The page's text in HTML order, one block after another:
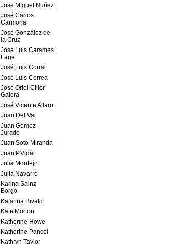
Jose Miguel Nuñez
José Carlos
Carmona
José González de
la Cruz
José Luis Caramés
Lage
José Luis Corral
José Luis Correa
José Oriol Ciller
Galera
José Vicente Alfaro
Juan Del Val
Juan Gómez-
Jurado
Juan Soto Miranda
Juan.P.Vidal
Julia Montejo
Julia Navarro
Karina Sainz
Borgo
Katarina Bivald
Kate Morton
Katherine Howe
Katherine Pancol
Kathryn Taylor